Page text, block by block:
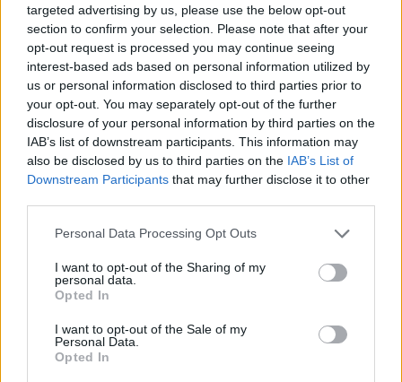
targeted advertising by us, please use the below opt-out
section to confirm your selection. Please note that after your
opt-out request is processed you may continue seeing
interest-based ads based on personal information utilized by
us or personal information disclosed to third parties prior to
your opt-out. You may separately opt-out of the further
disclosure of your personal information by third parties on the
IAB’s list of downstream participants. This information may
also be disclosed by us to third parties on the IAB’s List of
Downstream Participants that may further disclose it to other
Personal Data Processing Opt Outs
I want to opt-out of the Sharing of my
personal data.
Opted In
I want to opt-out of the Sale of my
Personal Data.
Opted In
ΤΕΛΕΥΤΑΙΟ ΤΕΥΧΟΣ